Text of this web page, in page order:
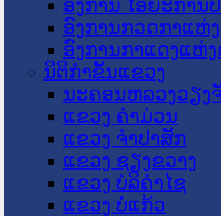
ອົງການ ໄອຍະການ
ອົງການກວດກາແຫ່
ອົງການກາແດງແຫ່
ນິຕິກໍາຂັ້ນແຂວງ
ນະ​ຄອນ​ຫລວງວຽງ
ແຂວງ ຄໍາມ່ວນ
ແຂວງ ຈໍາປາສັກ
ແຂວງ ຊຽງຂວາງ
ແຂວງ ບໍລິຄໍາໄຊ
ແຂວງ ບໍ່ແກ້ວ